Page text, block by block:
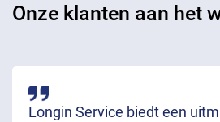
Onze klanten aan het
Longin Service biedt een